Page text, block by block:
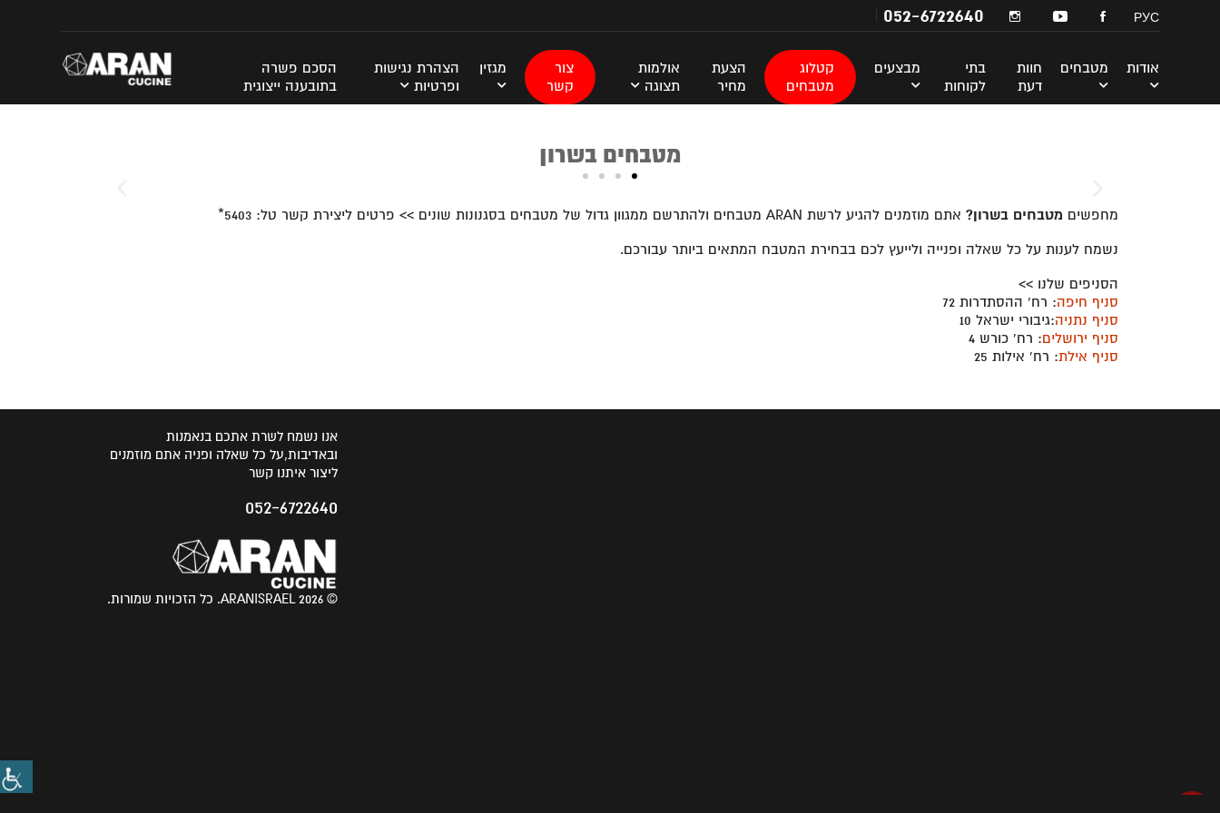
РУС
052-6722640
אודות מטבחים
חוות
דעת
בתי
לקוחות
מבצעים
קטלוג
מטבחים
הצעת
מחיר
אולמות
תצוגה
צור
קשר
מגזין
הצהרת נגישות
ופרטיות
הסכם פשרה
בתובענה ייצוגית
מטבחים בשרון
מחפשים מטבחים בשרון? אתם מוזמנים להגיע לרשת ARAN מטבחים ולהתרשם ממגוון גדול של מטבחים בסגנונות שונים >> פרטים ליצירת קשר טל: 5403*
נשמח לענות על כל שאלה ופנייה ולייעץ לכם בבחירת המטבח המתאים ביותר עבורכם.
הסניפים שלנו >>
סניף חיפה: רח' ההסתדרות 72
סניף נתניה:גיבורי ישראל 10
סניף ירושלים: רח' כורש 4
סניף אילת: רח' אילות 25
אנו נשמח לשרת אתכם בנאמנות
ובאדיבות,על כל שאלה ופניה אתם מוזמנים
ליצור איתנו קשר
052-6722640
© 2026 ARANISRAEL. כל הזכויות שמורות.